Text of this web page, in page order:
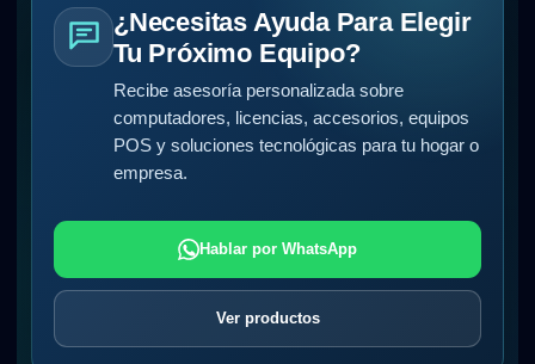
¿Necesitas Ayuda Para Elegir
Tu Próximo Equipo?
Recibe asesoría personalizada sobre
computadores, licencias, accesorios, equipos
POS y soluciones tecnológicas para tu hogar o
empresa.
Hablar por WhatsApp
Ver productos